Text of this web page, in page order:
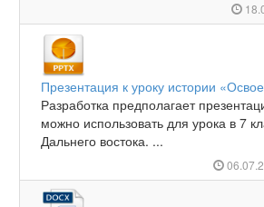
Презентация к уроку истории
Разработка предполагает
можно использовать для урока в 7
Дальнего востока. ...